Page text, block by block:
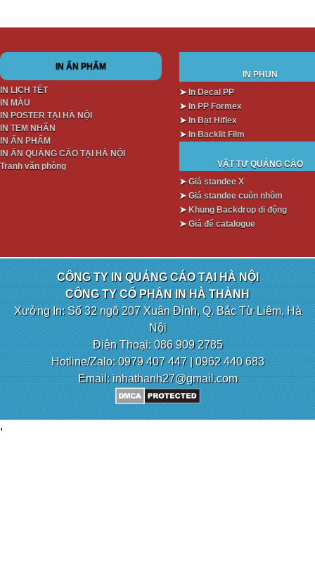
IN ẤN PHẨM
IN LỊCH TẾT
IN MÀU
IN POSTER TẠI HÀ NỘI
IN TEM NHÃN
IN ẤN PHẨM
IN ẤN QUẢNG CÁO TẠI HÀ NỘI
Tranh văn phòng
IN PHUN
➤ In Decal PP
➤ In PP Formex
➤ In Bạt Hiflex
➤ In Backlit Film
VẬT TƯ QUẢNG CÁO
➤ Giá standee X
➤ Giá standee cuốn nhôm
➤ Khung Backdrop di động
➤ Giá để catalogue
CÔNG TY IN QUẢNG CÁO TẠI HÀ NỘI
CÔNG TY CỔ PHẦN IN HÀ THÀNH
Xưởng In: Số 32 ngõ 207 Xuân Đỉnh, Q. Bắc Từ Liêm, Hà
Nội
Điện Thoại: 086 909 2785
Hotline/Zalo: 0979 407 447 | 0962 440 683
Email: inhathanh27@gmail.com
,